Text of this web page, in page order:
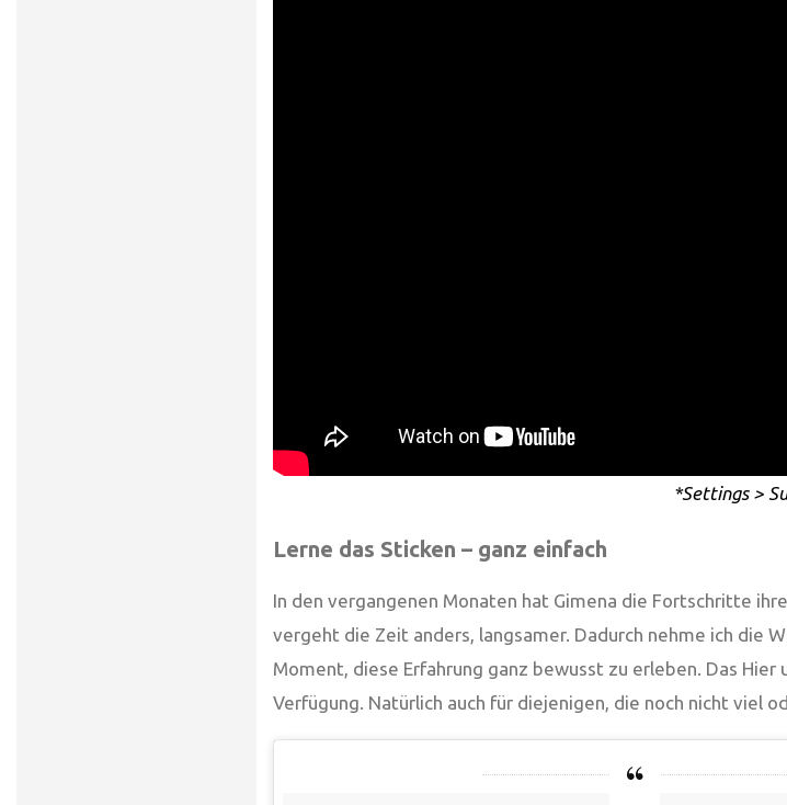
*Settings >
Lerne das Sticken – ganz einfach
In den vergangenen Monaten hat Gimena die Fortschritte
vergeht die Zeit anders, langsamer. Dadurch nehme ich die
Moment, diese Erfahrung ganz bewusst zu erleben. Das
Verfügung. Natürlich auch für diejenigen, die noch nicht viel